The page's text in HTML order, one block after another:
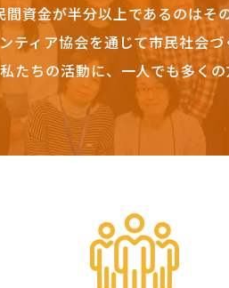
資金が半分以上であるのはそ
ティア協会を通じて市民社会
たちの活動に、一人でも多く